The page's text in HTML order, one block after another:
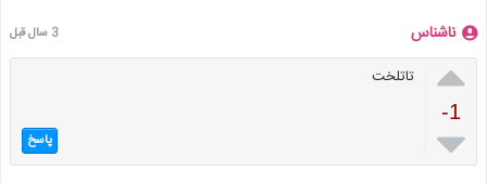
ناشناس 3 سال قبل

-1

تاتلخت
پاسخ